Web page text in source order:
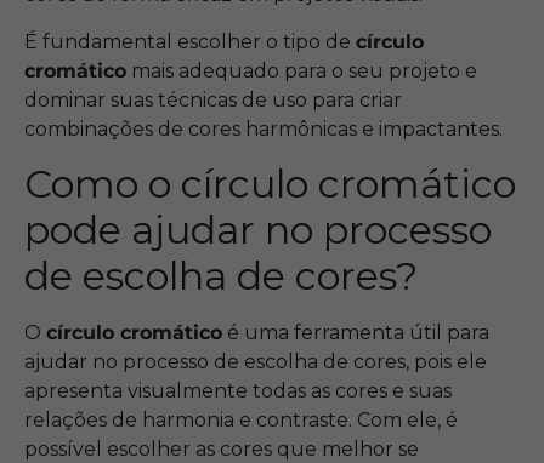
É fundamental escolher o tipo de círculo
cromático mais adequado para o seu projeto e
dominar suas técnicas de uso para criar
combinações de cores harmônicas e impactantes.
Como o círculo cromático
pode ajudar no processo
de escolha de cores?
O círculo cromático é uma ferramenta útil para
ajudar no processo de escolha de cores, pois ele
apresenta visualmente todas as cores e suas
relações de harmonia e contraste. Com ele, é
possível escolher as cores que melhor se